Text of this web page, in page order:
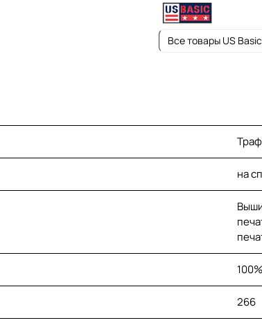
Все товары US Basic
на
266